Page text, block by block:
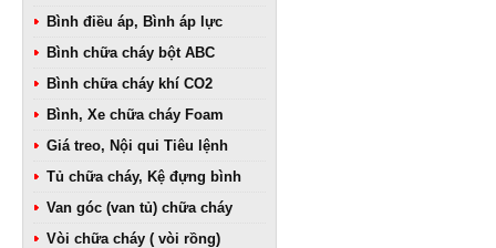
Bình điều áp, Bình áp lực
Bình chữa cháy bột ABC
Bình chữa cháy khí CO2
Bình, Xe chữa cháy Foam
Giá treo, Nội qui Tiêu lệnh
Tủ chữa cháy, Kệ đựng bình
Van góc (van tủ) chữa cháy
Vòi chữa cháy ( vòi rồng)